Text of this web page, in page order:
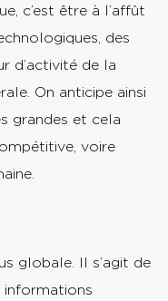
c’est être à l’affût
des
d’activité de la
On anticipe ainsi
grandes et cela
voire
globale. Il s’agit de
informations